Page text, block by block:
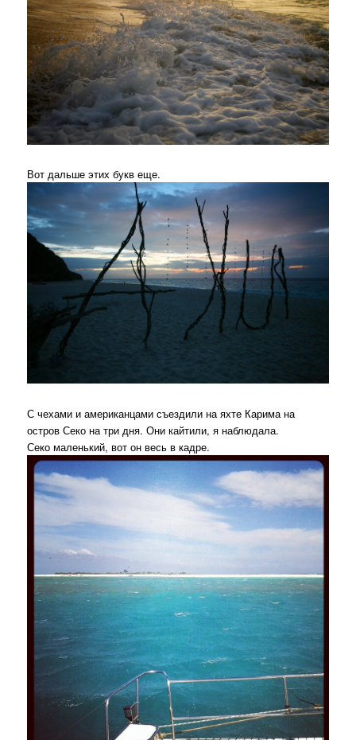
Вот дальше этих букв еще.
С чехами и американцами съездили на яхте Карима на
остров Секо на три дня. Они кайтили, я наблюдала.
Секо маленький, вот он весь в кадре.